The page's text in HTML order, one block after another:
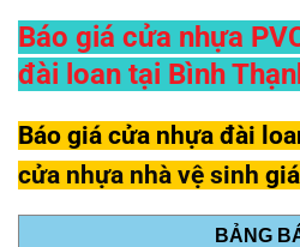
Báo giá cửa nhựa
đài loan tại Bình
Báo giá cửa nhựa đài
cửa nhựa nhà vệ sinh
BẢNG